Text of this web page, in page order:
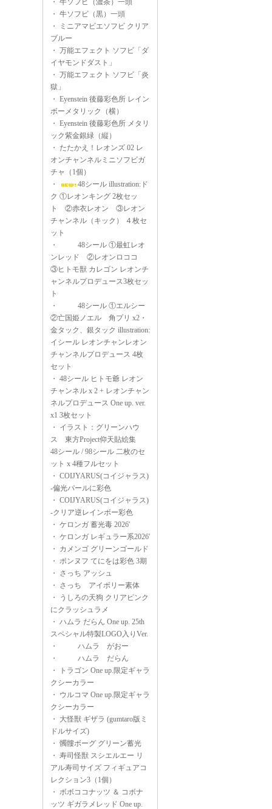
・ 牛ソフビ（濃茶）一頭
・ 牛ソフビ（黒）一頭
・
ミニアマビエソフビ クリア
ブルー
・ 万能エフェクト ソフビ「ダ
イヤモンドダスト」
・ 万能エフェクト ソフビ「炎
獄」
・ Eyenstein 後藤彩色所 レイン
ボーメタリック（横）
・ Eyenstein 後藤彩色所 メタリ
ック紫金銀緑（縦）
・ たたかえ！レオンズ 02 レ
オンチャンネルミニソフビガ
チャ（1個）
・
48シール illustration:ド
ク ①レオンキング 2枚セッ
ト ②赤衣レオン ③レオン
チャンネル（キック） ４枚セ
ット
・
48シール ①最虹レオ
ンレッド ②レオンロココ
③ヒトモ獣 カレゴン レオンチ
ャンネルプロデュース3枚セッ
ト
・
48シール ①エルシー
②亡国姫ノエル 角プリ x2・
金タック、銀タック illustration:
イシール レオンチャンレオン
チャンネルプロデュース 4枚
セット
・ 48シール ヒトモ爺 レオン
チャンネル x 2 + レオンチャン
ネルプロデュース One up. ver.
x1 3枚セット
・ イラスト：グリーンハウ
ス 東方Project仰天貼絵集
48シール / 98シール 二枚のセ
ット x 4種フルセット
・ COIJYARUS(コイジャラス)
-偏光パールに彩色
・ COIJYARUS(コイジャラス)
-クリア逆レインボー彩色
・ ケロンガ 蓄光毒 2026'
・ ケロンガ レギュラー系2026'
・ カメンゴ グリーンゴールド
・ ポンヌフ てにをは彩色 3期
・ さっち アッシュ
・ さっち アイボリー素体
・
うしろの天狗 クリアピンク
にクラッシュラメ
・ ハムラ だらん One up. 25th
スペシャル特製LOGO入りVer.
・
ハムラ がおー
・
ハムラ だらん
・
トラゴン One up.限定ギャラ
クシーカラー
・ ウルコマ One up.限定ギャラ
クシーカラー
・ 大怪獣 ギザラ (gumtaro版ミ
ドルサイズ)
・ 髑髏ボーグ グリーン蓄光
・ 寿司怪獣 スシエルエー リ
アル寿司サイズ フィギュアコ
レクション3（1個）
・ ボボココナッツ ＆ コボナ
ッツ ギガラメレッド One up.